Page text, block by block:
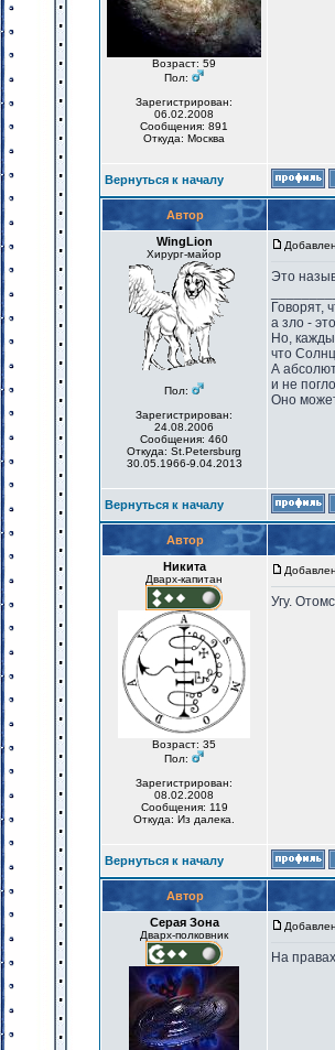
Возраст: 59
Пол:
Зарегистрирован:
06.02.2008
Сообщения: 891
Откуда: Москва
Вернуться к началу
Автор
WingLion
Хирург-майор
Пол:
Зарегистрирован:
24.08.2006
Сообщения: 460
Откуда: St.Petersburg
30.05.1966-9.04.2013
Это
Говорят,
а зло -
Но,
что
А
и не
Оно
Вернуться к началу
Автор
Никита
Дварх-капитан
Возраст: 35
Пол:
Зарегистрирован:
08.02.2008
Сообщения: 119
Откуда: Из далека.
Угу.
Вернуться к началу
Автор
Серая Зона
Дварх-полковник
На